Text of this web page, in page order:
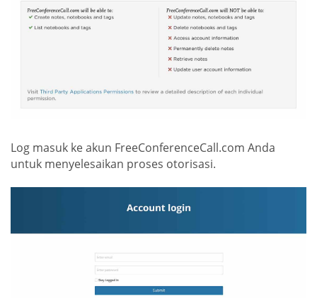
Log masuk ke akun FreeConferenceCall.com Anda
untuk menyelesaikan proses otorisasi.